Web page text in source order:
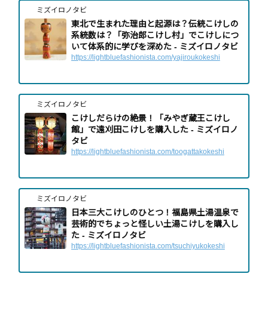
ミズイロノタビ
東北で生まれた理由と起源は？伝統こけしの
系統数は？「弥治郎こけし村」でこけしにつ
いて体系的に学びを深めた - ミズイロノタビ
https://lightbluefashionista.com/yajiroukokeshi
ミズイロノタビ
こけしだらけの絶景！「みやぎ蔵王こけし
館」で遠刈田こけしを購入した - ミズイロノ
タビ
https://lightbluefashionista.com/toogattakokeshi
ミズイロノタビ
日本三大こけしのひとつ！福島県土湯温泉で
芸術的でちょっと怪しい土湯こけしを購入し
た - ミズイロノタビ
https://lightbluefashionista.com/tsuchiyukokeshi